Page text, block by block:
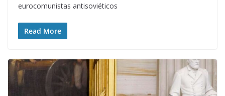
eurocomunistas antisoviéticos
Read More